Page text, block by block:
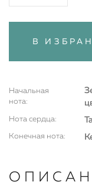
В
Начальная
нота:
Нота сердца:
Конечная нота: